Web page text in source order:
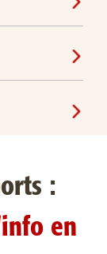
:
en